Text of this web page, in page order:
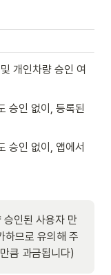
개인차량 승인 여
승인 없이, 등록된
승인 없이, 앱에서
인된 사용자 만
하므로 유의해 주
큼 과금됩니다)